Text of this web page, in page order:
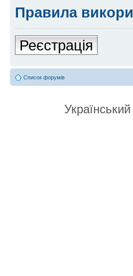
Правила
Реєстрація
Список форумів